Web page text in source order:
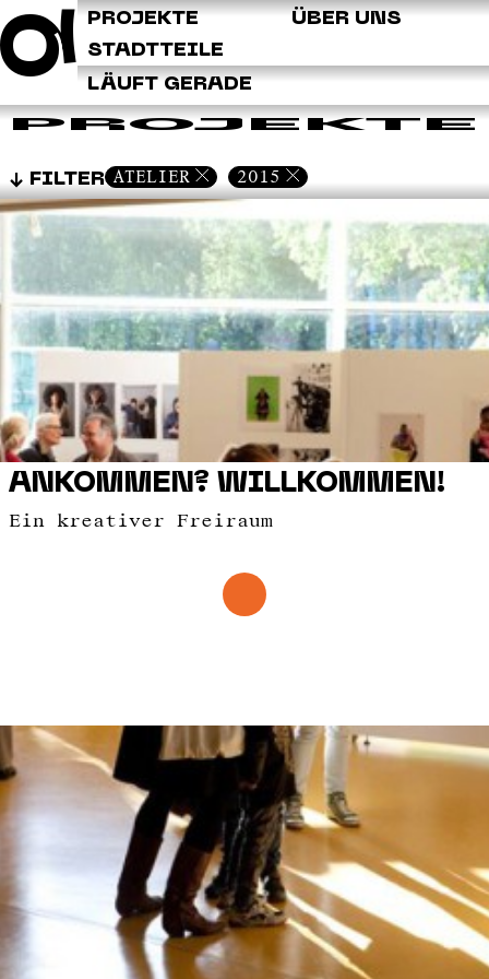
ÜBER UNS
PROJEKTE
STADTTEILE
LÄUFT GERADE
PROJEKTE
FILTER ATELIER 2015
ANKOMMEN? WILLKOMMEN!
Ein kreativer Freiraum